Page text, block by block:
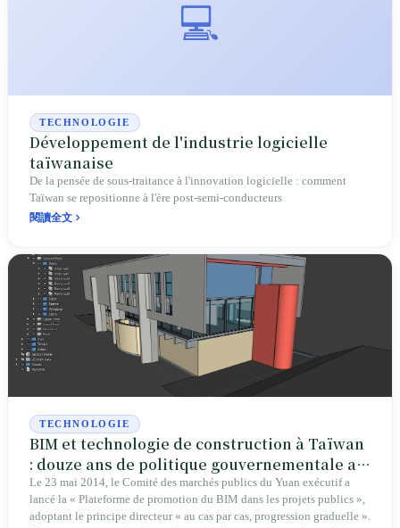
💻
TECHNOLOGIE
Développement de l'industrie logicielle
taïwanaise
De la pensée de sous-traitance à l'innovation logicielle : comment
Taïwan se repositionne à l'ère post-semi-conducteurs
閱讀全文
TECHNOLOGIE
BIM et technologie de construction à Taïwan
: douze ans de politique gouvernementale au
cas par cas, réécrits par un protocole de dix-
huit mois
Le 23 mai 2014, le Comité des marchés publics du Yuan exécutif a
lancé la « Plateforme de promotion du BIM dans les projets publics »,
adoptant le principe directeur « au cas par cas, progression graduelle ».